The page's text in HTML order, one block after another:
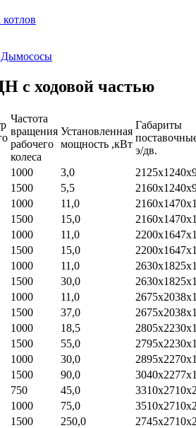
Дымососы
с ходовой частью
Частота
вращения
рабочего
колеса
Установленная
мощность ,кВт
Габариты
э/дв.
1000 3,0
1500 5,5
1000 11,0
1500 15,0
1000 11,0
1500 15,0
1000 11,0
1500 30,0
1000 11,0
1500 37,0
1000 18,5
1500 55,0
1000 30,0
1500 90,0
750 45,0
1000 75,0
1500 250,0